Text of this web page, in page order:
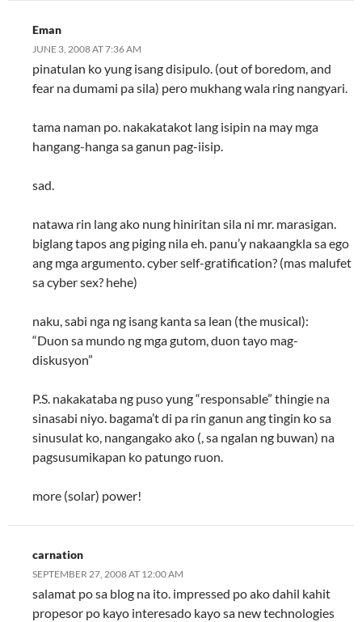
Eman
JUNE 3, 2008 AT 7:36 AM
pinatulan ko yung isang disipulo. (out of boredom, and
fear na dumami pa sila) pero mukhang wala ring nangyari.
tama naman po. nakakatakot lang isipin na may mga
hangang-hanga sa ganun pag-iisip.
sad.
natawa rin lang ako nung hiniritan sila ni mr. marasigan.
biglang tapos ang piging nila eh. panu’y nakaangkla sa ego
ang mga argumento. cyber self-gratification? (mas malufet
sa cyber sex? hehe)
naku, sabi nga ng isang kanta sa lean (the musical):
“Duon sa mundo ng mga gutom, duon tayo mag-
diskusyon”
P.S. nakakataba ng puso yung “responsable” thingie na
sinasabi niyo. bagama’t di pa rin ganun ang tingin ko sa
sinusulat ko, nangangako ako (, sa ngalan ng buwan) na
pagsusumikapan ko patungo ruon.
more (solar) power!
carnation
SEPTEMBER 27, 2008 AT 12:00 AM
salamat po sa blog na ito. impressed po ako dahil kahit
propesor po kayo interesado kayo sa new technologies